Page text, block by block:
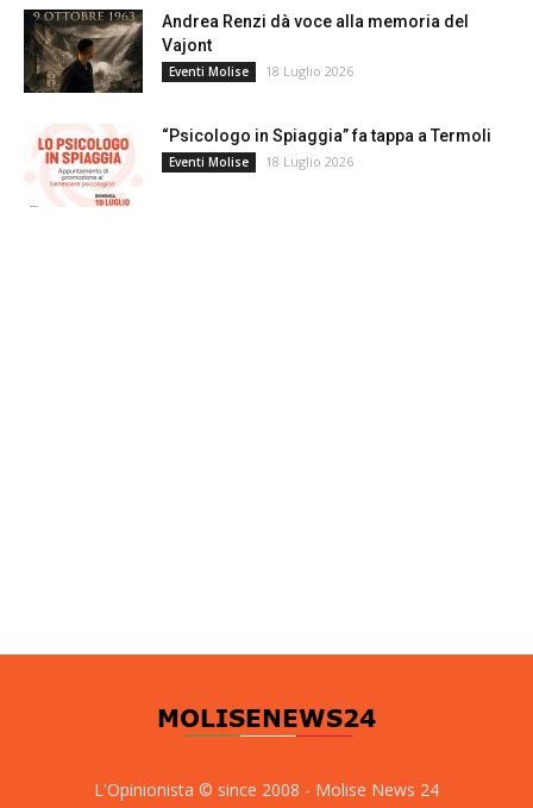
Andrea Renzi dà voce alla memoria del
Vajont
Eventi Molise 18 Luglio 2026
“Psicologo in Spiaggia” fa tappa a Termoli
Eventi Molise 18 Luglio 2026
L'Opinionista © since 2008 - Molise News 24